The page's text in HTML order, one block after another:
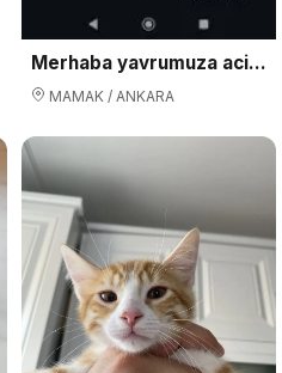
Merhaba yavrumuza acil yuva arıyoruz
MAMAK / ANKARA